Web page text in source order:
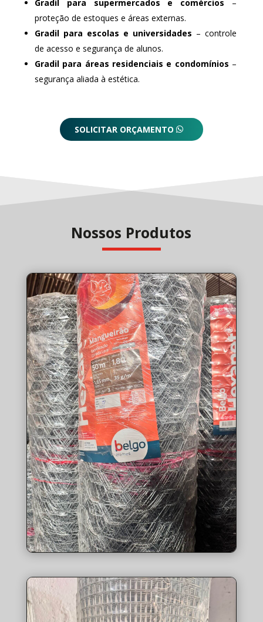
Gradil para supermercados e comércios –
proteção de estoques e áreas externas.
Gradil para escolas e universidades – controle
de acesso e segurança de alunos.
Gradil para áreas residenciais e condomínios –
segurança aliada à estética.
SOLICITAR ORÇAMENTO
Nossos Produtos